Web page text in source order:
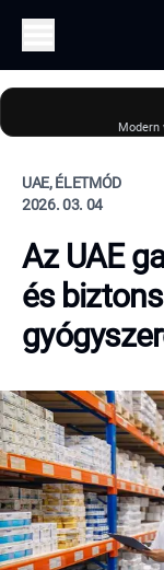
Modern
UAE, ÉLETMÓD
2026. 03. 04
Az UAE
és